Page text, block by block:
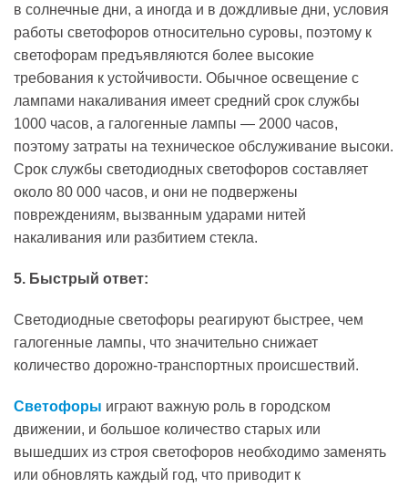
в солнечные дни, а иногда и в дождливые дни, условия
работы светофоров относительно суровы, поэтому к
светофорам предъявляются более высокие
требования к устойчивости. Обычное освещение с
лампами накаливания имеет средний срок службы
1000 часов, а галогенные лампы — 2000 часов,
поэтому затраты на техническое обслуживание высоки.
Срок службы светодиодных светофоров составляет
около 80 000 часов, и они не подвержены
повреждениям, вызванным ударами нитей
накаливания или разбитием стекла.
5. Быстрый ответ:
Светодиодные светофоры реагируют быстрее, чем
галогенные лампы, что значительно снижает
количество дорожно-транспортных происшествий.
Светофоры играют важную роль в городском
движении, и большое количество старых или
вышедших из строя светофоров необходимо заменять
или обновлять каждый год, что приводит к